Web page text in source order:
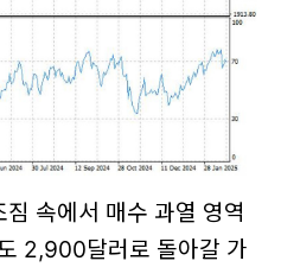
속에서 매수 과열 영역
2,900달러로 돌아갈 가